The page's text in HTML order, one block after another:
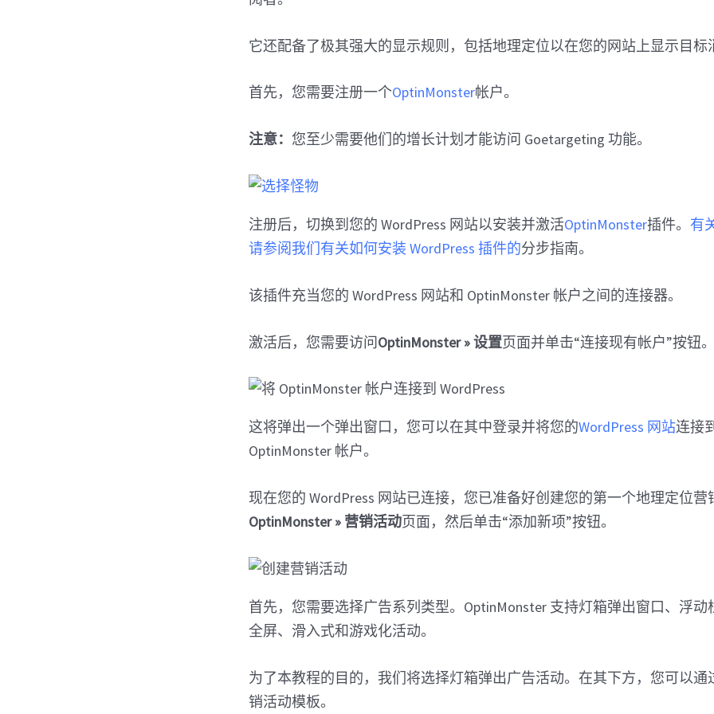
它还配备了极其强大的显示规则，包括地理定位以在您的网站上显示目标
首先，您需要注册一个OptinMonster帐户。
注意：您至少需要他们的增长计划才能访问 Goetargeting 功能。
注册后，切换到您的 WordPress 网站以安装并激活OptinMonster插件。 有
请参阅我们有关如何安装 WordPress 插件的分步指南。
该插件充当您的 WordPress 网站和 OptinMonster 帐户之间的连接器。
激活后，您需要访问OptinMonster » 设置页面并单击“连接现有帐户”按钮。
这将弹出一个弹出窗口，您可以在其中登录并将您的WordPress 网站连接
OptinMonster 帐户。
现在您的 WordPress 网站已连接，您已准备好创建您的第一个地理定位营
OptinMonster » 营销活动页面，然后单击“添加新项”按钮。
首先，您需要选择广告系列类型。OptinMonster 支持灯箱弹出窗口、浮动
全屏、滑入式和游戏化活动。
为了本教程的目的，我们将选择灯箱弹出广告活动。在其下方，您可以通
销活动模板。